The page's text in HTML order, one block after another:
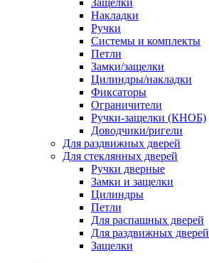
Защелки
Накладки
Ручки
Системы и комплекты
Петли
Замки/защелки
Цилиндры/накладки
Фиксаторы
Ограничители
Ручки-защелки (КНОБ)
Доводчики/ригели
Для раздвижных дверей
Для стеклянных дверей
Ручки дверные
Замки и защелки
Цилиндры
Петли
Для распашных дверей
Для раздвижных дверей
Защелки